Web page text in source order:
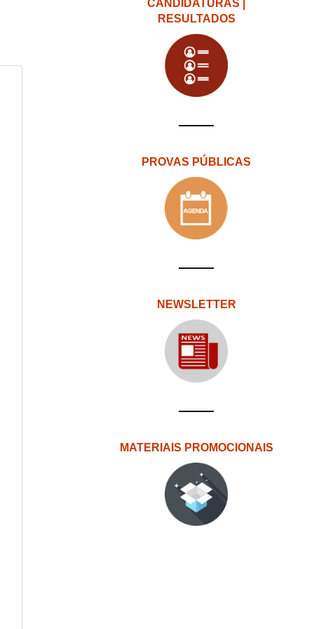
CANDIDATURAS |
RESULTADOS
PROVAS PÚBLICAS
NEWSLETTER
MATERIAIS PROMOCIONAIS